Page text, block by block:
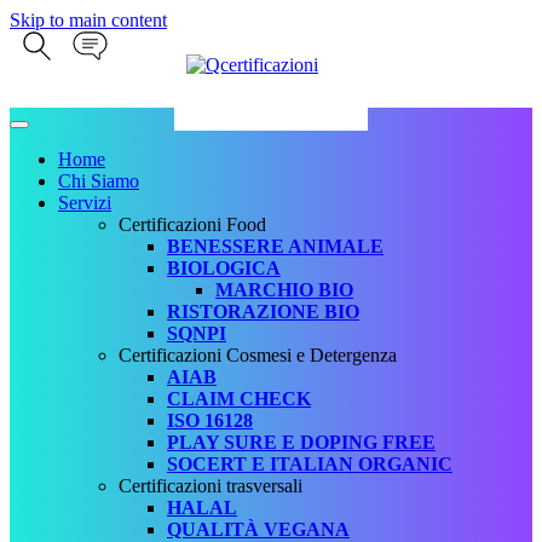
Skip to main content
Home
Chi Siamo
Servizi
Certificazioni Food
BENESSERE ANIMALE
BIOLOGICA
MARCHIO BIO
RISTORAZIONE BIO
SQNPI
Certificazioni Cosmesi e Detergenza
AIAB
CLAIM CHECK
ISO 16128
PLAY SURE E DOPING FREE
SOCERT E ITALIAN ORGANIC
Certificazioni trasversali
HALAL
QUALITÀ VEGANA